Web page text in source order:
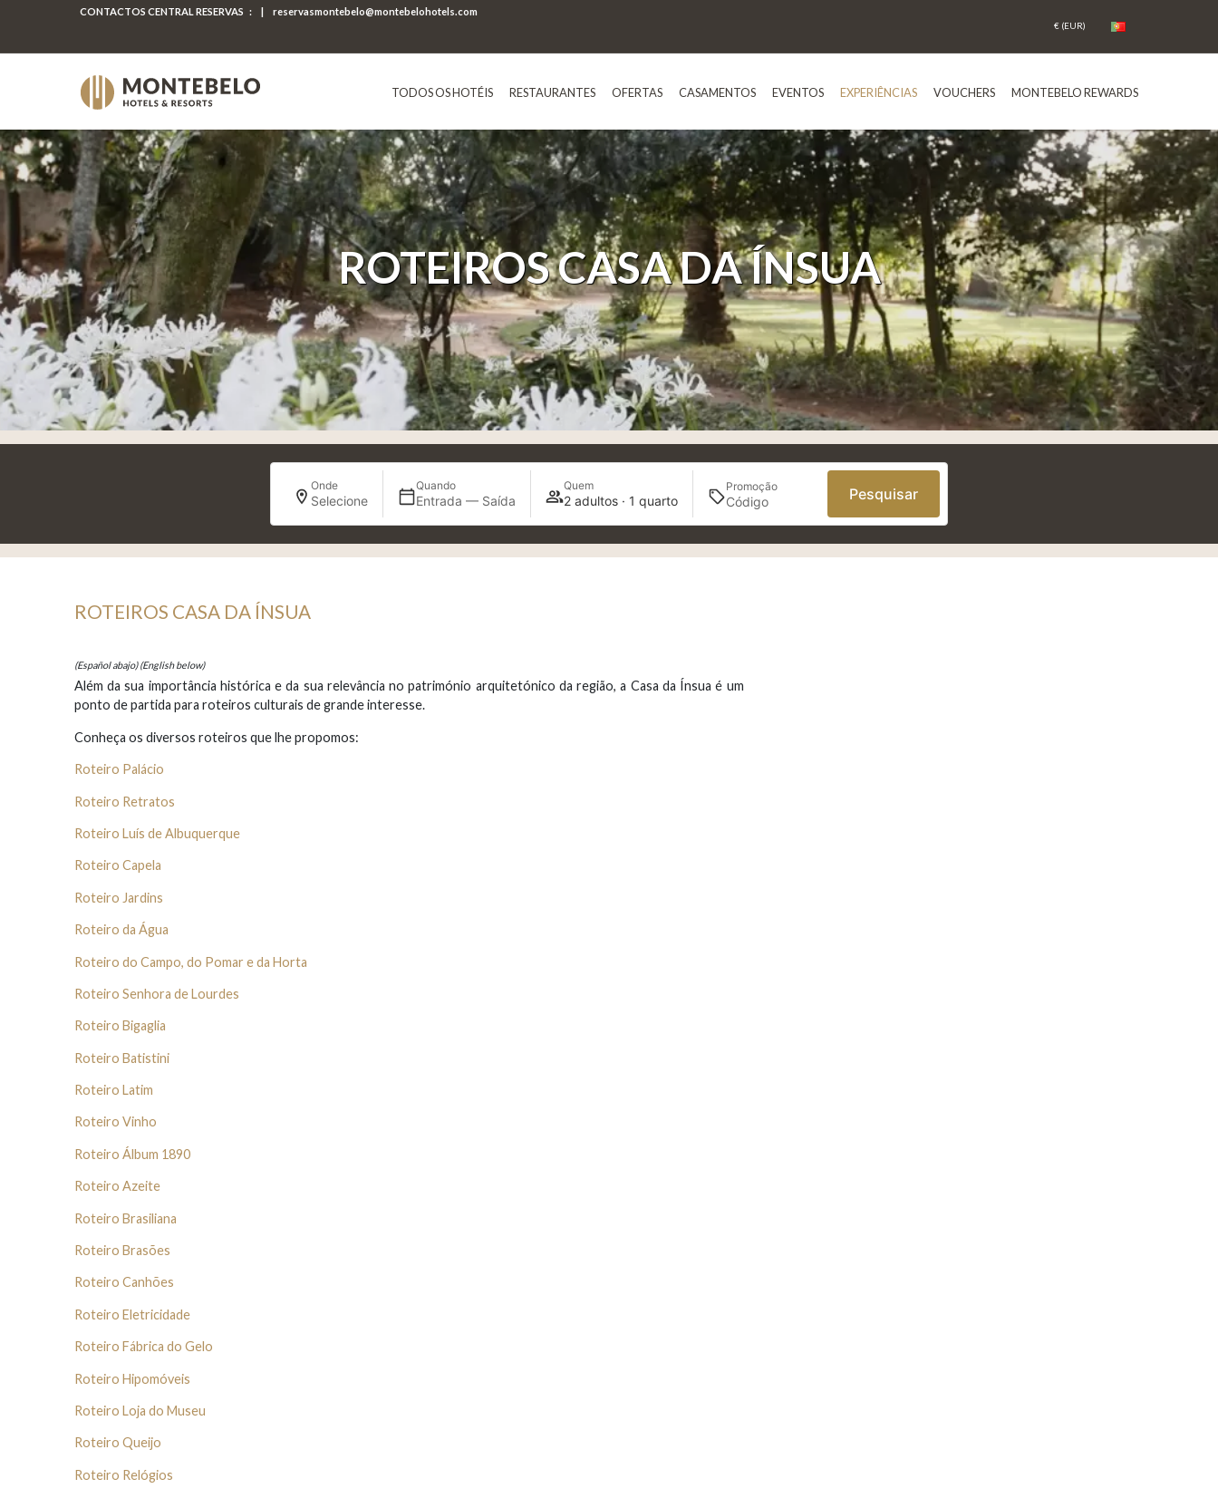
CONTACTOS CENTRAL RESERVAS : | reservasmontebelo@montebelohotels.com
TODOS OS HOTÉIS RESTAURANTES OFERTAS CASAMENTOS EVENTOS EXPERIÊNCIAS VOUCHERS MONTEBELO REWARDS
ROTEIROS CASA DA ÍNSUA
Onde
Selecione
Quando
Entrada — Saída
Quem
2 adultos · 1 quarto
Promoção Pesquisar
ROTEIROS CASA DA ÍNSUA
(Español abajo) (English below)
Além da sua importância histórica e da sua relevância no património arquitetónico da região, a Casa da Ínsua é um
ponto de partida para roteiros culturais de grande interesse.
Conheça os diversos roteiros que lhe propomos:
Roteiro Palácio
Roteiro Retratos
Roteiro Luís de Albuquerque
Roteiro Capela
Roteiro Jardins
Roteiro da Água
Roteiro do Campo, do Pomar e da Horta
Roteiro Senhora de Lourdes
Roteiro Bigaglia
Roteiro Batistini
Roteiro Latim
Roteiro Vinho
Roteiro Álbum 1890
Roteiro Azeite
Roteiro Brasiliana
Roteiro Brasões
Roteiro Canhões
Roteiro Eletricidade
Roteiro Fábrica do Gelo
Roteiro Hipomóveis
Roteiro Loja do Museu
Roteiro Queijo
Roteiro Relógios